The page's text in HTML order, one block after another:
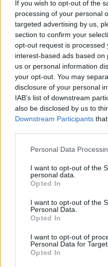
If you wish to opt-out of the
processing of your personal
targeted advertising by us,
section to confirm your
opt-out request is processed
interest-based ads based
us or personal information
your opt-out. You may
disclosure of your personal
IAB’s list of downstream
also be disclosed by us to
Downstream Participants
Personal Data
I want to opt-out of the
personal data.
Opted In
I want to opt-out of the
Personal Data.
Opted In
I want to opt-out of
Personal Data for
Opted In
l’article
Elon Musk nuirait
selon une étude